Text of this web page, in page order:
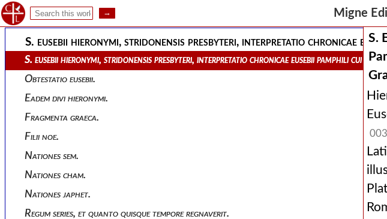
Migne
Praefatio.
S. eusebii hieronymi, stridonensis presbyteri, interpretatio chronicae
S. eusebii hieronymi, stridonensis presbyteri, interpretatio chronicae eusebii pamphili cui
Obtestatio eusebii.
Eadem divi hieronymi.
Fragmenta graeca.
Filii noe.
Nationes sem.
Nationes cham.
Nationes japhet.
Regum series, et quanto quisque tempore regnaverit.
S.